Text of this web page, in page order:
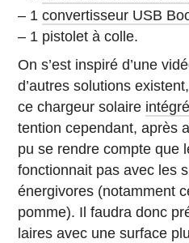
– 1conver­tis­seur USB
– 1 pis­to­let à colle.
On s’est inspiré d’une
d’autres so­lu­tions
ce char­geur solaire
ten­tion ce­pen­dant, après
pu se rendre compte que
fonc­tion­nait pas avec les
éner­gi­vores (no­tam­ment
pomme). Il faudra donc
laires avec une surface